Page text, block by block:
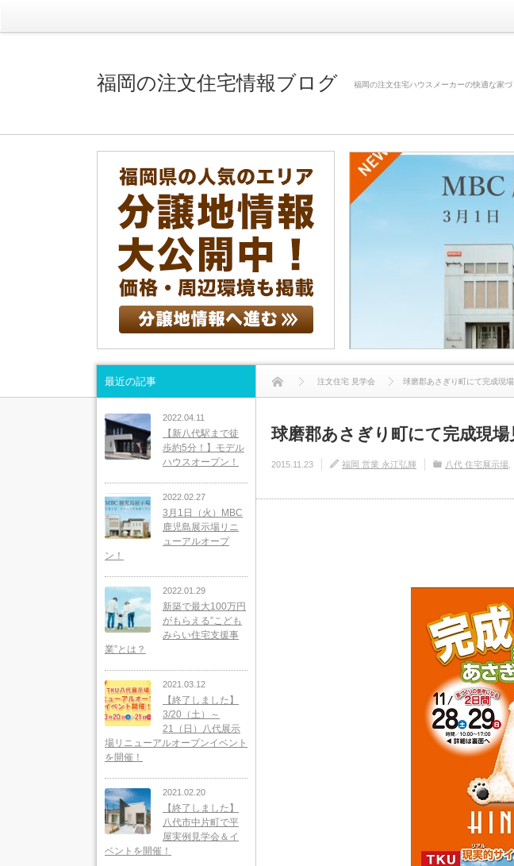
福岡の注文住宅情報ブログ 福岡の注文住宅ハウスメーカーの快適な家
注文住宅 見学会 球磨郡あさぎり町にて完成現
球磨郡あさぎり町にて完成現場
2015.11.23 福岡 営業 永江弘輝 八代 住宅展示場
最近の記事
2022.04.11
【新八代駅まで徒
歩約5分！】モデル
ハウスオープン！
2022.02.27
3月1日（火）MBC
鹿児島展示場リニ
ューアルオープ
ン！
2022.01.29
新築で最大100万円
がもらえる”こども
みらい住宅支援事
業”とは？
2021.03.12
【終了しました】
3/20（土）～
21（日）八代展示
場リニューアルオープンイベント
を開催！
2021.02.20
【終了しました】
八代市中片町で平
屋実例見学会＆イ
ベントを開催！